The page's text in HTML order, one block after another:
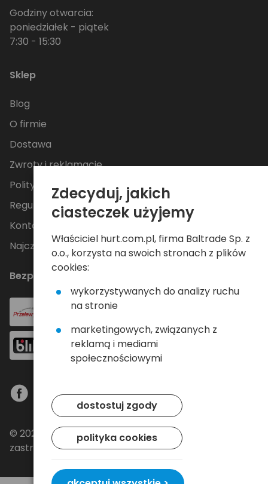
Godziny otwarcia:
poniedziałek - piątek
7:30 - 15:30
Sklep
Blog
O firmie
Dostawa
Zwroty i reklamacje
Polityka Prywatności
Regulamin
Kontakt
Najczęściej zadawane pytania
Bezpieczne płatności
© 2024 Baltrade sp. z o.o. - Wszelkie prawa
zastrzeżone.
Zdecyduj, jakich
ciasteczek użyjemy
Właściciel hurt.com.pl, firma Baltrade Sp. z
o.o., korzysta na swoich stronach z plików
cookies:
wykorzystywanych do analizy ruchu
na stronie
marketingowych, związanych z
reklamą i mediami
społecznościowymi
dostostuj zgody
polityka cookies